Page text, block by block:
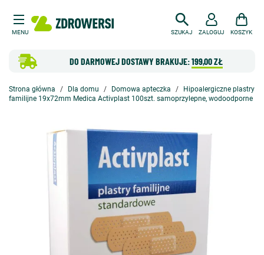
MENU SZUKAJ
DO DARMOWEJ DOSTAWY BRAKUJE:199,00 ZŁ
ZALOGUJ KOSZYK
Strona główna Dla domu Domowa apteczka
Hipoalergiczne plastry
familijne 19x72mm Medica Activplast 100szt. samoprzylepne, wodoodporne